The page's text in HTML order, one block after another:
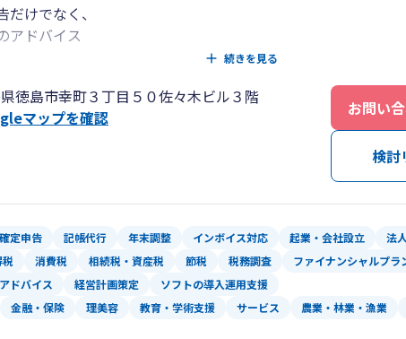
だけでなく、
アドバイス
営者が安心して事業に集中できる環境づくりをお手伝いします
苦手な方でも安心して運用できる体制をサポートします。
ことを気軽に相談できる税理士」として、
していただける関係を大切にしています。
続きを見る
徳島市幸町３丁目５０佐々木ビル３階
マップを確認
お問い
検討
定申告 記帳代行 年末調整 インボイス対応 起業・会社設立
法
税 消費税 相続税・資産税 節税 税務調査
ファイナンシャルプラ
ドバイス 経営計画策定 ソフトの導入運用支援
金融・保険 理美容 教育・学術支援 サービス 農業・林業・漁業